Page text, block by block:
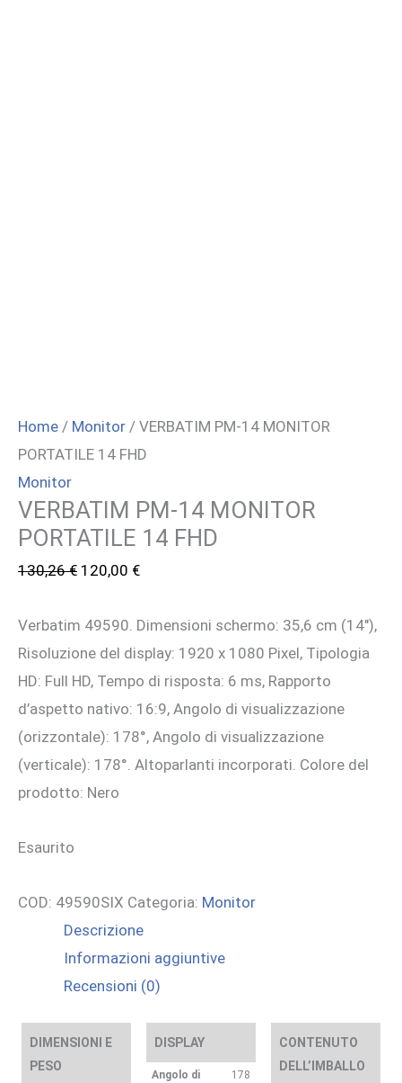
Home / Monitor / VERBATIM PM-14 MONITOR
PORTATILE 14 FHD
Monitor
VERBATIM PM-14 MONITOR
PORTATILE 14 FHD
130,26€ Il
originale
era:
130,26 €.
120,00 €Il
attuale
è:
120,00 €.
Verbatim 49590. Dimensioni schermo: 35,6 cm (14″),
Risoluzione del display: 1920 x 1080 Pixel, Tipologia
HD: Full HD, Tempo di risposta: 6 ms, Rapporto
d’aspetto nativo: 16:9, Angolo di visualizzazione
(orizzontale): 178°, Angolo di visualizzazione
(verticale): 178°. Altoparlanti incorporati. Colore del
prodotto: Nero
Esaurito
COD: 49590SIX Categoria: Monitor
Descrizione
Informazioni aggiuntive
Recensioni (0)
DIMENSIONI E
PESO
DISPLAY
Angolo di
178
CONTENUTO
DELL’IMBALLO